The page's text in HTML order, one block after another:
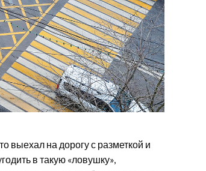
выехал на дорогу с разметкой и
в такую «ловушку»,